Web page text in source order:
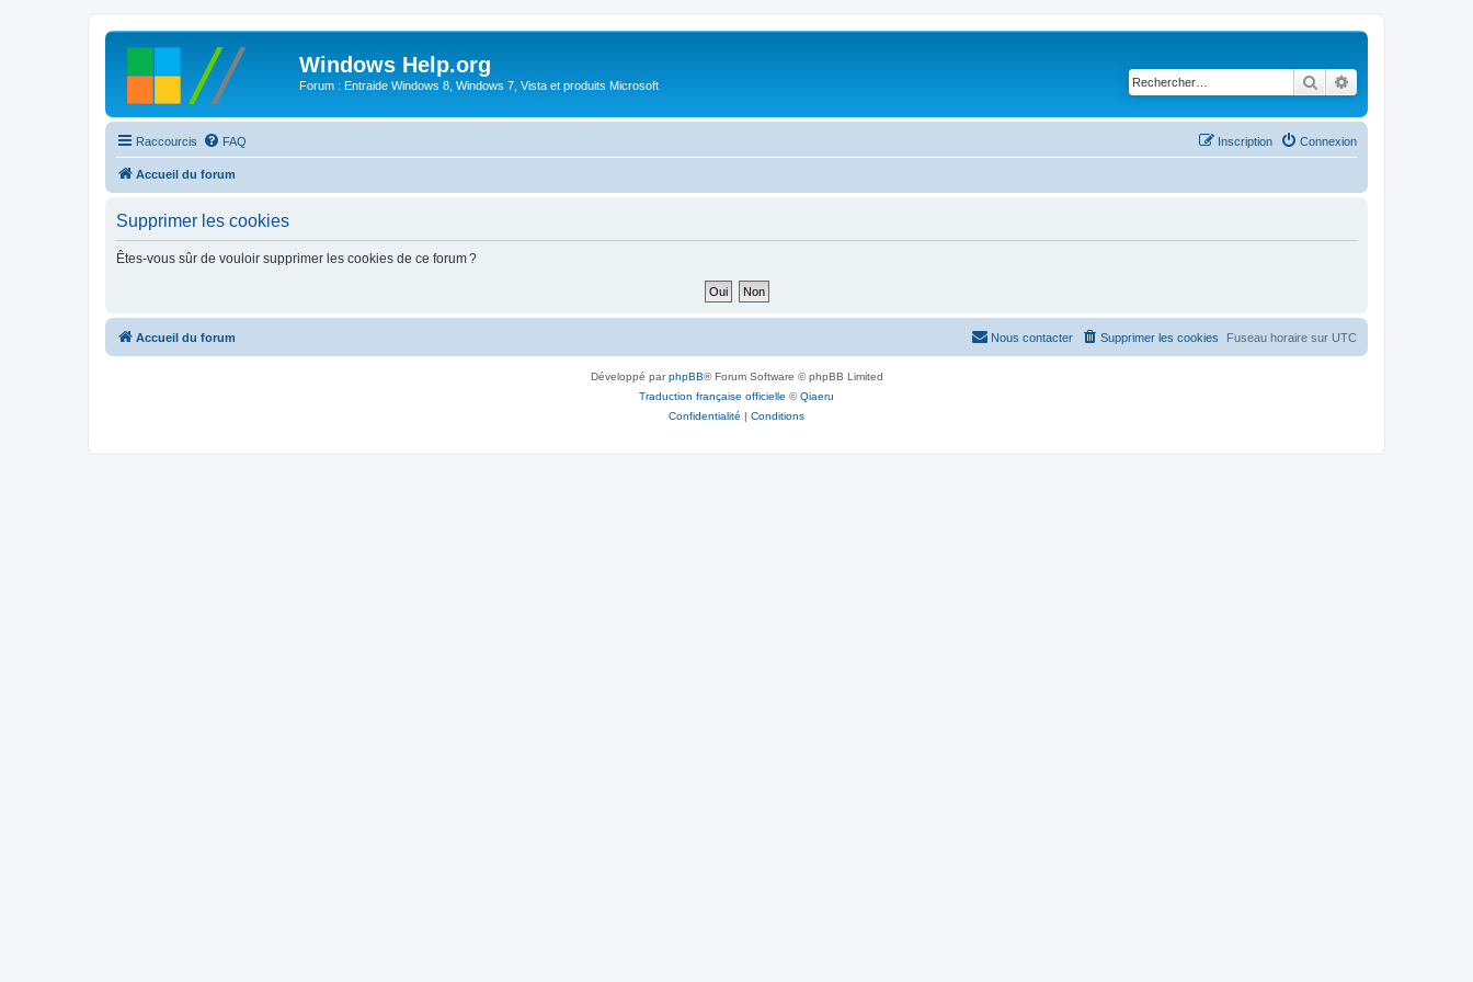
Windows Help.org
Forum : Entraide Windows 8, Windows 7, Vista et produits Microsoft Rechercher
Raccourcis FAQ Connexion
Inscription
Accueil du forum
Supprimer les cookies
Êtes-vous sûr de vouloir supprimer les cookies de ce forum ?
Accueil du forum Fuseau horaire sur UTC
Supprimer les cookies
Nous contacter
Développé parphpBB® Forum Software © phpBB Limited
Traduction française officielle ©Qiaeru
Confidentialité | Conditions